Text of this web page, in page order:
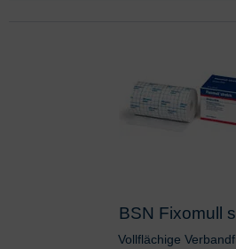
BSN Fixomull
Vollflächige